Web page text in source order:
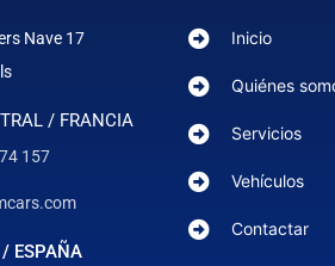
Nave 17
/ FRANCIA
157
/ ESPAÑA
Inicio
Quiénes
Servicios
Vehículos
Contactar